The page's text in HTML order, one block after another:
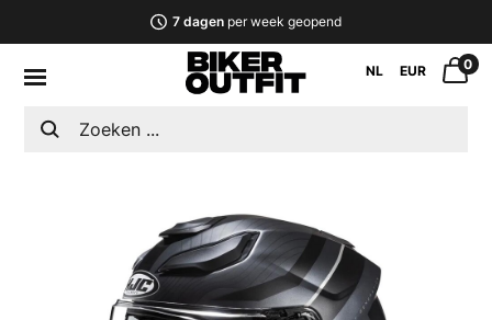
7 dagenper week geopend
NL EUR 0